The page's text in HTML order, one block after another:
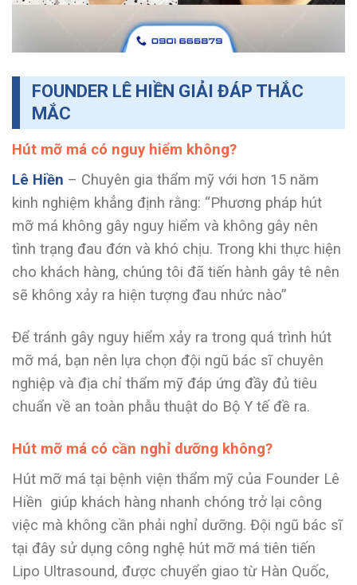
FOUNDER LÊ HIỀN GIẢI ĐÁP THẮC
MẮC
Hút mỡ má có nguy hiểm không?
Lê Hiền – Chuyên gia thẩm mỹ với hơn 15 năm
kinh nghiệm khẳng định rằng: “Phương pháp hút
mỡ má không gây nguy hiểm và không gây nên
tình trạng đau đớn và khó chịu. Trong khi thực hiện
cho khách hàng, chúng tôi đã tiến hành gây tê nên
sẽ không xảy ra hiện tượng đau nhức nào”
Để tránh gây nguy hiểm xảy ra trong quá trình hút
mỡ má, bạn nên lựa chọn đội ngũ bác sĩ chuyên
nghiệp và địa chỉ thẩm mỹ đáp ứng đầy đủ tiêu
chuẩn về an toàn phẫu thuật do Bộ Y tế đề ra.
Hút mỡ má có cần nghỉ dưỡng không?
Hút mỡ má tại bệnh viện thẩm mỹ của Founder Lê
Hiền giúp khách hàng nhanh chóng trở lại công
việc mà không cần phải nghỉ dưỡng. Đội ngũ bác sĩ
tại đây sử dụng công nghệ hút mỡ má tiên tiến
Lipo Ultrasound, được chuyển giao từ Hàn Quốc,